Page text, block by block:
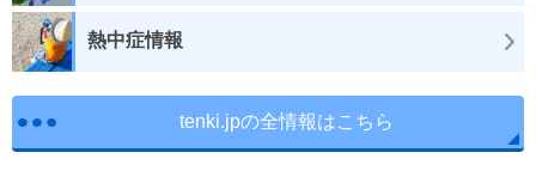
熱中症情報
tenki.jpの全情報はこちら